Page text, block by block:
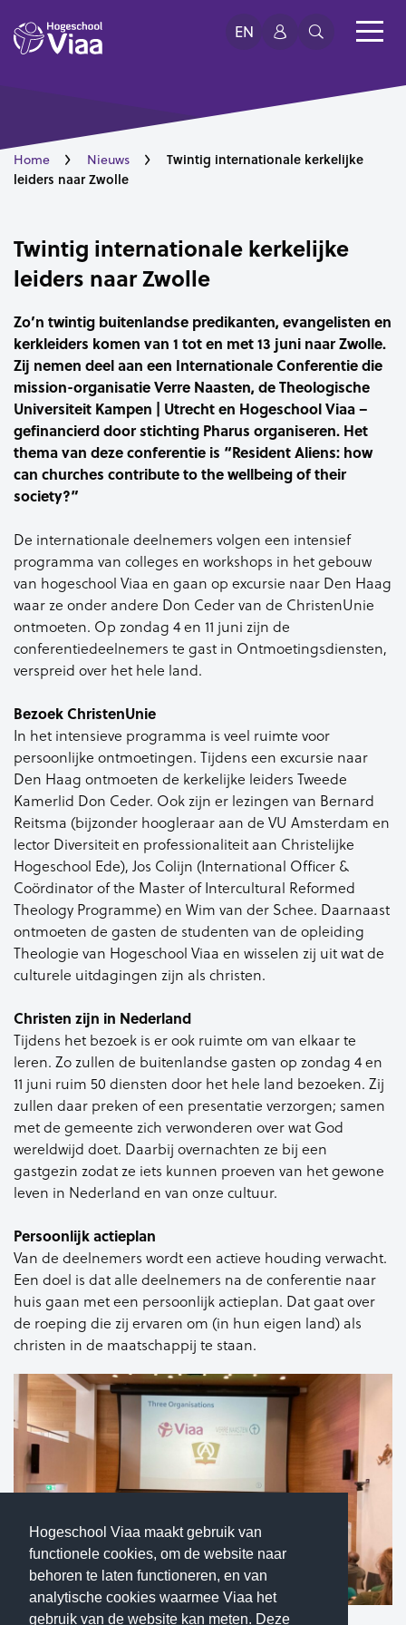
Hogeschool Viaa maakt gebruik van
functionele cookies, om de website naar
behoren te laten functioneren, en van
analytische cookies waarmee Viaa het
gebruik van de website kan meten. Deze
EN
Home Nieuws
Twintig internationale kerkelijke
leiders naar Zwolle
Twintig internationale kerkelijke
leiders naar Zwolle
Zo’n twintig buitenlandse predikanten, evangelisten en
kerkleiders komen van 1 tot en met 13 juni naar Zwolle.
Zij nemen deel aan een Internationale Conferentie die
mission-organisatie Verre Naasten, de Theologische
Universiteit Kampen | Utrecht en Hogeschool Viaa –
gefinancierd door stichting Pharus organiseren. Het
thema van deze conferentie is “Resident Aliens: how
can churches contribute to the wellbeing of their
society?”
De internationale deelnemers volgen een intensief
programma van colleges en workshops in het gebouw
van hogeschool Viaa en gaan op excursie naar Den Haag
waar ze onder andere Don Ceder van de ChristenUnie
ontmoeten. Op zondag 4 en 11 juni zijn de
conferentiedeelnemers te gast in Ontmoetingsdiensten,
verspreid over het hele land.
Bezoek ChristenUnie
In het intensieve programma is veel ruimte voor
persoonlijke ontmoetingen. Tijdens een excursie naar
Den Haag ontmoeten de kerkelijke leiders Tweede
Kamerlid Don Ceder. Ook zijn er lezingen van Bernard
Reitsma (bijzonder hoogleraar aan de VU Amsterdam en
lector Diversiteit en professionaliteit aan Christelijke
Hogeschool Ede), Jos Colijn (International Officer &
Coördinator of the Master of Intercultural Reformed
Theology Programme) en Wim van der Schee. Daarnaast
ontmoeten de gasten de studenten van de opleiding
Theologie van Hogeschool Viaa en wisselen zij uit wat de
culturele uitdagingen zijn als christen.
Christen zijn in Nederland
Tijdens het bezoek is er ook ruimte om van elkaar te
leren. Zo zullen de buitenlandse gasten op zondag 4 en
11 juni ruim 50 diensten door het hele land bezoeken. Zij
zullen daar preken of een presentatie verzorgen; samen
met de gemeente zich verwonderen over wat God
wereldwijd doet. Daarbij overnachten ze bij een
gastgezin zodat ze iets kunnen proeven van het gewone
leven in Nederland en van onze cultuur.
Persoonlijk actieplan
Van de deelnemers wordt een actieve houding verwacht.
Een doel is dat alle deelnemers na de conferentie naar
huis gaan met een persoonlijk actieplan. Dat gaat over
de roeping die zij ervaren om (in hun eigen land) als
christen in de maatschappij te staan.